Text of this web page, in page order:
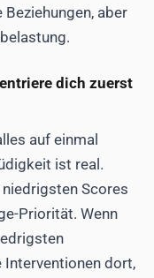
aber
dich zuerst
auf einmal
ist real.
Scores
Priorität. Wenn
Interventionen dort,